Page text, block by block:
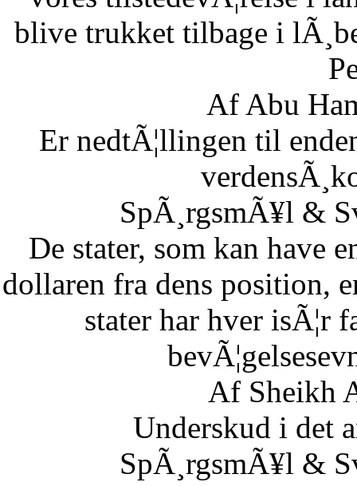
blive trukket tilbage i
Af Abu
Er nedtÃ¦llingen til
SpÃ¸rgsmÃ¥l &
De stater, som kan have
dollaren fra dens position,
stater har hver isÃ¦r
Af Sheikh
Underskud i det
SpÃ¸rgsmÃ¥l &